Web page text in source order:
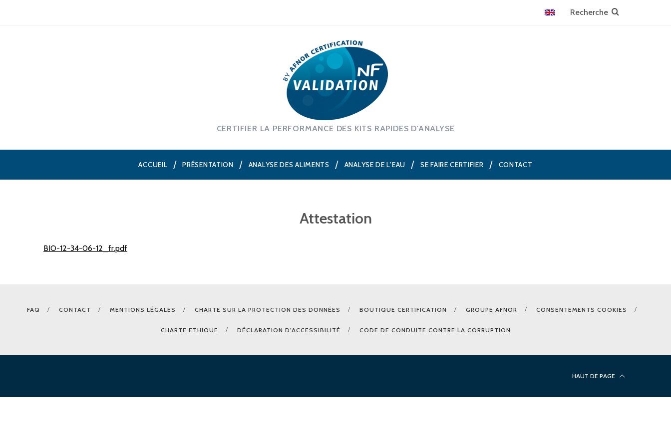
CERTIFIER LA PERFORMANCE DES KITS RAPIDES D'ANALYSE
ACCUEIL PRÉSENTATION ANALYSE DES ALIMENTS ANALYSE DE L’EAU SE FAIRE CERTIFIER CONTACT
Attestation
BIO-12-34-06-12_fr.pdf
FAQ CONTACT MENTIONS LÉGALES CHARTE SUR LA PROTECTION DES DONNÉES BOUTIQUE CERTIFICATION GROUPE AFNOR CONSENTEMENTS COOKIES
CHARTE ETHIQUE DÉCLARATION D’ACCESSIBILITÉ CODE DE CONDUITE CONTRE LA CORRUPTION
HAUT DE PAGE